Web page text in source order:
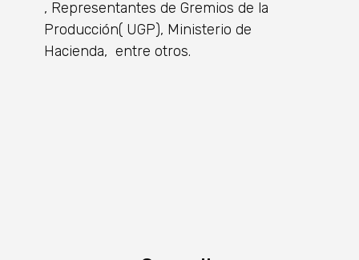
, Representantes de Gremios de la
Producción( UGP), Ministerio de
Hacienda, entre otros.